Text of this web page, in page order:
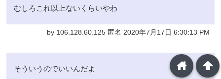
むしろこれ以上ないくらいやわ
by 106.128.60.125 匿名 2020年7月17日 6:30:13 PM
そういうのでいいんだよ arrowup
home